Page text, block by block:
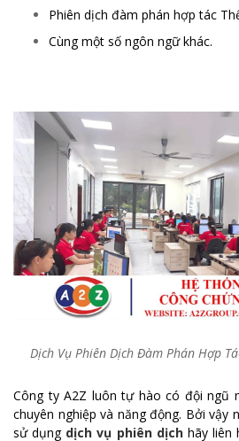
Phiên dịch đàm phán hợp tác
Cùng một số ngôn ngữ khác.
Dịch Vụ Phiên Dịch Đàm Phán Hợp
Công ty A2Z luôn tự hào có đội ngũ
chuyên nghiệp và năng động. Bởi vậy
sử dụng dịch vụ phiên dịchhãy liên